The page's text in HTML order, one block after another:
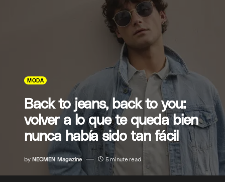
MODA
Back to jeans, back to you:
volver a lo que te queda bien
nunca había sido tan fácil
by NEOMEN Magazine 5 minute read